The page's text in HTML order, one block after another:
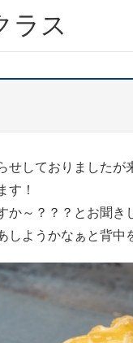
ラス
せしておりました
す！
か～？？？とお聞き
しようかなぁと背中